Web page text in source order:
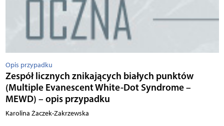
Opis przypadku
Zespół licznych znikających białych punktów
(Multiple Evanescent White-Dot Syndrome –
MEWD) – opis przypadku
Karolina Żaczek-Zakrzewska